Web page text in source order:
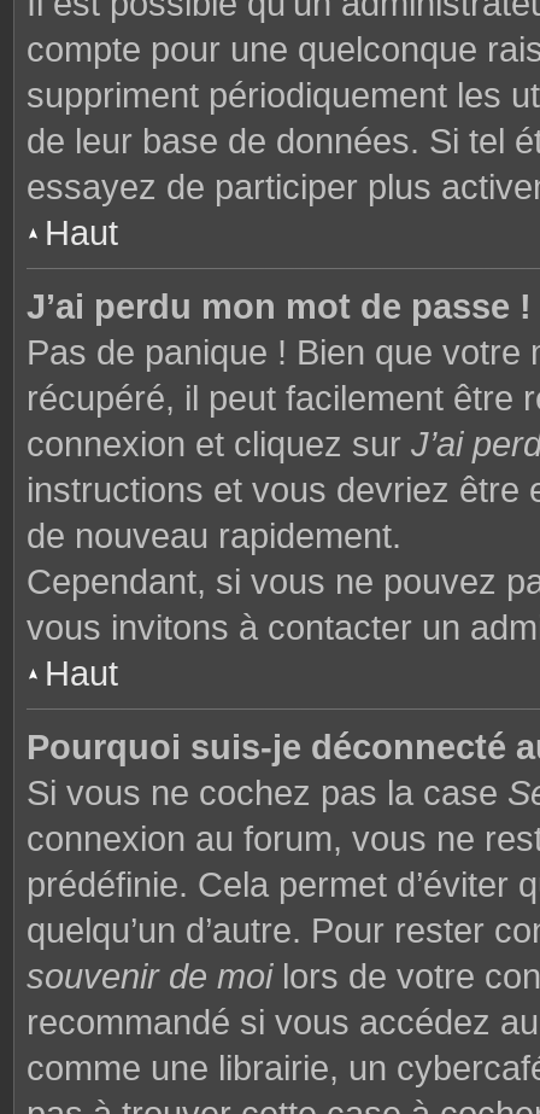
compte pour une quelconque
suppriment périodiquement les
de leur base de données. Si tel
essayez de participer plus
Haut
J’ai perdu mon mot de passe !
Pas de panique ! Bien que
récupéré, il peut facilement être
connexion et cliquez sur J’ai
instructions et vous devriez être
de nouveau rapidement.
Cependant, si vous ne pouvez
vous invitons à contacter un
Haut
Pourquoi suis-je déconnecté
Si vous ne cochez pas la case
connexion au forum, vous ne
prédéfinie. Cela permet d’éviter
quelqu’un d’autre. Pour rester
souvenir de moilors de votre
recommandé si vous accédez
comme une librairie, un